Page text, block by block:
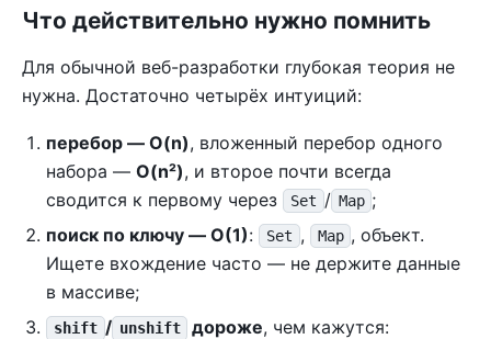
Что действительно нужно помнить
Для обычной веб-разработки глубокая теория не
нужна. Достаточно четырёх интуиций:
перебор — O(n), вложенный перебор одного
набора —O(n²), и второе почти всегда
сводится к первому через Set / Map ;
поиск по ключу — O(1): Set , Map , объект.
Ищете вхождение часто — не держите данные
в массиве;
shift / unshift дороже, чем кажутся: